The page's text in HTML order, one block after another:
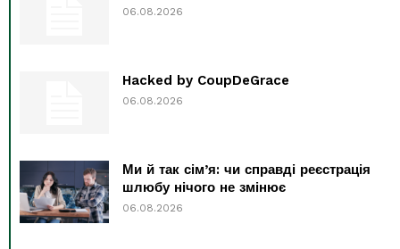
06.08.2026
Hacked by CoupDeGrace
06.08.2026
Ми й так сім’я: чи справді реєстрація
шлюбу нічого не змінює
06.08.2026